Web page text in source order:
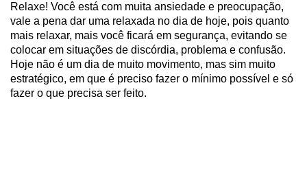
Relaxe! Você está com muita ansiedade e preocupação,
vale a pena dar uma relaxada no dia de hoje, pois quanto
mais relaxar, mais você ficará em segurança, evitando se
colocar em situações de discórdia, problema e confusão.
Hoje não é um dia de muito movimento, mas sim muito
estratégico, em que é preciso fazer o mínimo possível e só
fazer o que precisa ser feito.